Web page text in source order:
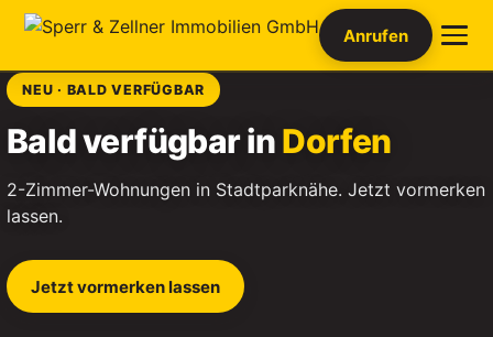
Anrufen
NEU · BALD VERFÜGBAR
Bald verfügbar inDorfen
2-Zimmer-Wohnungen in Stadtparknähe. Jetzt vormerken
lassen.
Jetzt vormerken lassen